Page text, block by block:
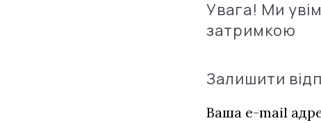
Увага! Ми
затримкою
Залишити
Ваша e-mail